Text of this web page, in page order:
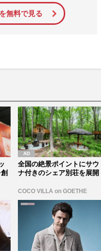
無料で見る
全国の絶景ポイントにサウ
ナ付きのシェア別荘を展開
COCO VILLA on GOETHE